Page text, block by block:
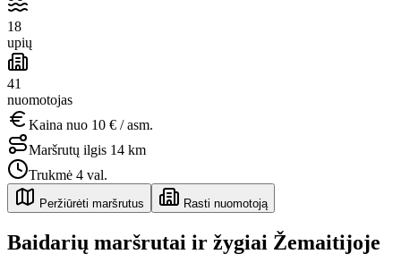
18
upių
41
nuomotojas
Kaina nuo 10 € / asm.
Maršrutų ilgis 14 km
Trukmė 4 val.
Peržiūrėti maršrutus Rasti nuomotoją
Baidarių maršrutai ir žygiai Žemaitijoje